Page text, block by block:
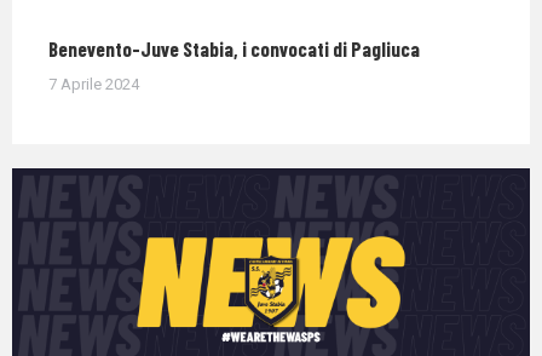
Benevento-Juve Stabia, i convocati di Pagliuca
7 Aprile 2024